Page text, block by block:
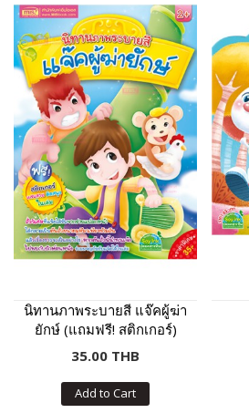
นิทานภาพระบายสี แจ๊คผู้ฆ่า
ยักษ์ (แถมฟรี! สติกเกอร์)
35.00 THB
Add to Cart